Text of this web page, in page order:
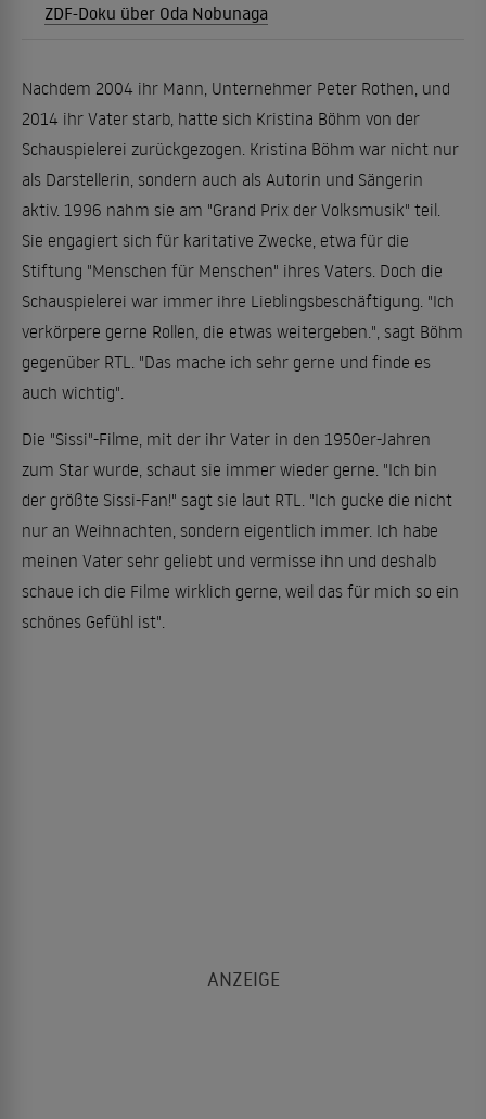
ZDF-Doku über Oda Nobunaga
Nachdem 2004 ihr Mann, Unternehmer Peter Rothen, und
2014 ihr Vater starb, hatte sich Kristina Böhm von der
Schauspielerei zurückgezogen. Kristina Böhm war nicht nur
als Darstellerin, sondern auch als Autorin und Sängerin
aktiv. 1996 nahm sie am "Grand Prix der Volksmusik" teil.
Sie engagiert sich für karitative Zwecke, etwa für die
Stiftung "Menschen für Menschen" ihres Vaters. Doch die
Schauspielerei war immer ihre Lieblingsbeschäftigung. "Ich
verkörpere gerne Rollen, die etwas weitergeben.", sagt Böhm
gegenüber RTL. "Das mache ich sehr gerne und finde es
auch wichtig".
Die "Sissi"-Filme, mit der ihr Vater in den 1950er-Jahren
zum Star wurde, schaut sie immer wieder gerne. "Ich bin
der größte Sissi-Fan!" sagt sie laut RTL. "Ich gucke die nicht
nur an Weihnachten, sondern eigentlich immer. Ich habe
meinen Vater sehr geliebt und vermisse ihn und deshalb
schaue ich die Filme wirklich gerne, weil das für mich so ein
schönes Gefühl ist".